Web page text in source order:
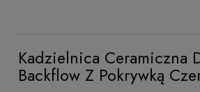
Kadzielnica Ceramiczna
Backflow Z Pokrywką